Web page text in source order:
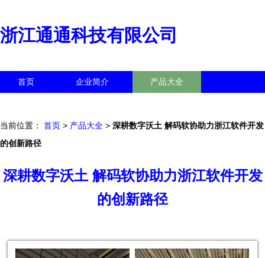
浙江通通科技有限公司
首页 企业简介 产品大全
当前位置： 首页 > 产品大全 > 深耕数字沃土 解码软协助力浙江软件开发
的创新路径
深耕数字沃土 解码软协助力浙江软件开发
的创新路径